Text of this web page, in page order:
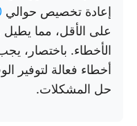
إعادة تخصيص حوالي
على الأقل، مما
الأخطاء. باختصار،
أخطاء فعالة لتوفير
حل المشكلات.